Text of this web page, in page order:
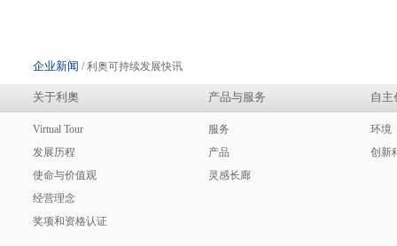
企业新闻 / 利奥可持续发展快讯
关于利奧 产品与服务 自主
Virtual Tour
发展历程
使命与价值观
经营理念
奖项和资格认证
服务
产品
灵感长廊
环境
创新